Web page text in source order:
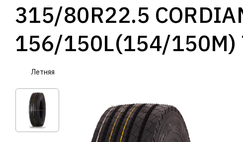
315/80R22.5
156/150L(154/
Летняя